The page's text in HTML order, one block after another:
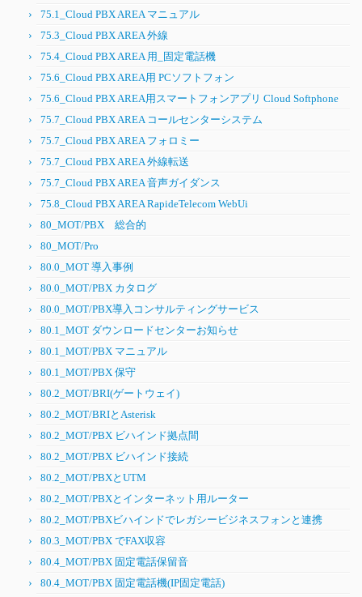
75.1_Cloud PBX AREA マニュアル
75.3_Cloud PBX AREA 外線
75.4_Cloud PBX AREA 用_固定電話機
75.6_Cloud PBX AREA用 PCソフトフォン
75.6_Cloud PBX AREA用スマートフォンアプリ Cloud Softphone
75.7_Cloud PBX AREA コールセンターシステム
75.7_Cloud PBX AREA フォロミー
75.7_Cloud PBX AREA 外線転送
75.7_Cloud PBX AREA 音声ガイダンス
75.8_Cloud PBX AREA RapideTelecom WebUi
80_MOT/PBX 総合的
80_MOT/Pro
80.0_MOT 導入事例
80.0_MOT/PBX カタログ
80.0_MOT/PBX導入コンサルティングサービス
80.1_MOT ダウンロードセンターお知らせ
80.1_MOT/PBX マニュアル
80.1_MOT/PBX 保守
80.2_MOT/BRI(ゲートウェイ)
80.2_MOT/BRIとAsterisk
80.2_MOT/PBX ビハインド拠点間
80.2_MOT/PBX ビハインド接続
80.2_MOT/PBXとUTM
80.2_MOT/PBXとインターネット用ルーター
80.2_MOT/PBXビハインドでレガシービジネスフォンと連携
80.3_MOT/PBX でFAX収容
80.4_MOT/PBX 固定電話保留音
80.4_MOT/PBX 固定電話機(IP固定電話)